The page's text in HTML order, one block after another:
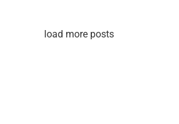
load more posts